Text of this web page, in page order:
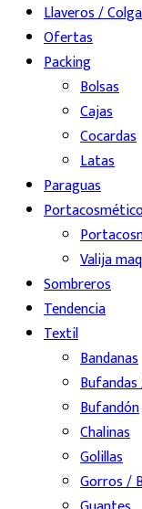
Llaveros /
Ofertas
Packing
Bolsas
Cajas
Cocardas
Latas
Paraguas
Valija
Sombreros
Tendencia
Textil
Bandanas
Bufandón
Chalinas
Golillas
Gorros /